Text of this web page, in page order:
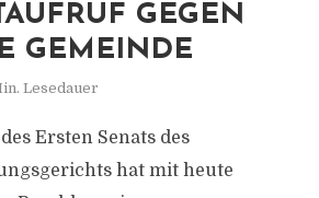
GEGEN J
GEMEINDE
Lesedauer
Ersten Senats des
hat mit heute